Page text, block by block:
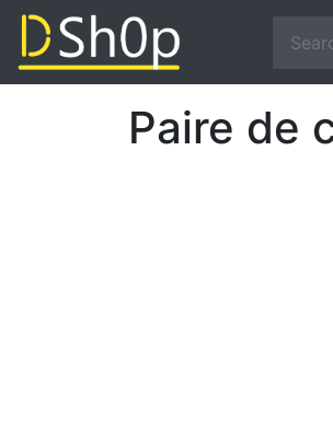
Paire de